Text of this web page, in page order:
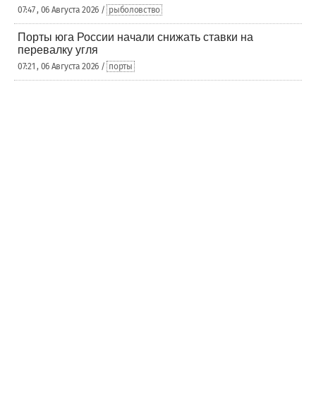
07:47 , 06 Августа 2026 / рыболовство
Порты юга России начали снижать ставки на
перевалку угля
07:21 , 06 Августа 2026 / порты